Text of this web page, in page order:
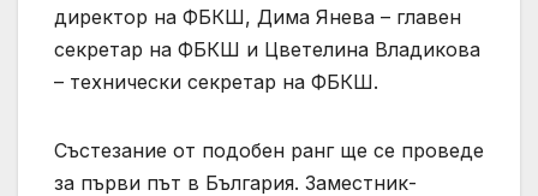
директор на ФБКШ, Дима Янева – главен
секретар на ФБКШ и Цветелина Владикова
– технически секретар на ФБКШ.
Състезание от подобен ранг ще се проведе
за първи път в България. Заместник-